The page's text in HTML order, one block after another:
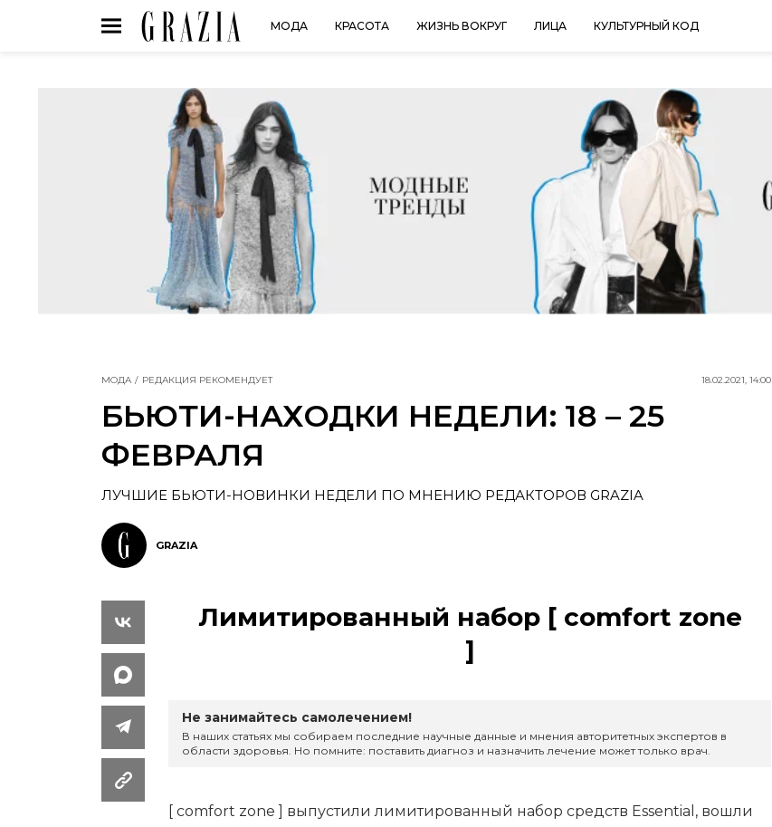
МОДА КРАСОТА ЖИЗНЬ ВОКРУГ ЛИЦА КУЛЬТУРНЫЙ КОД
МОДА РЕДАКЦИЯ РЕКОМЕНДУЕТ 18.02.2021, 14:00
БЬЮТИ-НАХОДКИ НЕДЕЛИ: 18 – 25
ФЕВРАЛЯ
ЛУЧШИЕ БЬЮТИ-НОВИНКИ НЕДЕЛИ ПО МНЕНИЮ РЕДАКТОРОВ GRAZIA
GRAZIA
Лимитированный набор [ comfort zone
]
Не занимайтесь самолечением!
В наших статьях мы собираем последние научные данные и мнения авторитетных экспертов в
области здоровья. Но помните: поставить диагноз и назначить лечение может только врач.
[ comfort zone ] выпустили лимитированный набор средств Essential, вошли